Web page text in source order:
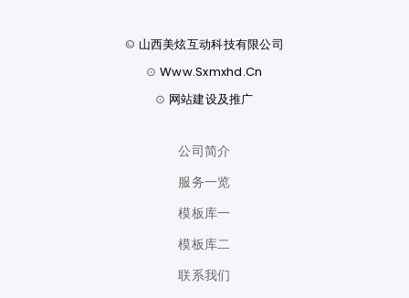
© 山西美炫互动科技有限公司
⊙ Www.sxmxhd.cn
⊙ 网站建设及推广
公司简介
服务一览
模板库一
模板库二
联系我们